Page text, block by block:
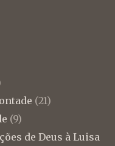
(21)
(9)
de Deus à Luisa